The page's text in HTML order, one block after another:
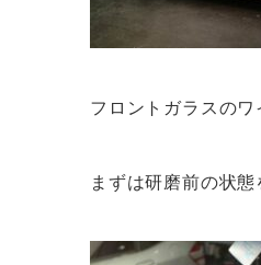
フロントガラスのワ
まずは研磨前の状